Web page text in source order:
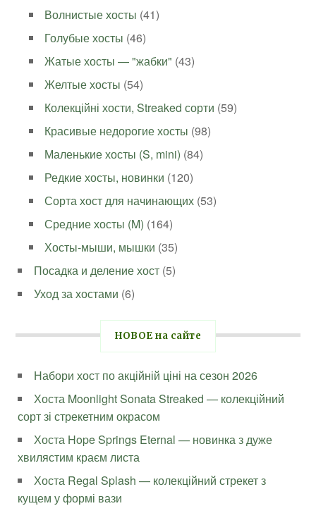
Волнистые хосты (41)
Голубые хосты (46)
Жатые хосты — "жабки" (43)
Желтые хосты (54)
Колекційні хости, Streaked сорти (59)
Красивые недорогие хосты (98)
Маленькие хосты (S, mini) (84)
Редкие хосты, новинки (120)
Сорта хост для начинающих (53)
Средние хосты (M) (164)
Хосты-мыши, мышки (35)
Посадка и деление хост (5)
Уход за хостами (6)
НОВОЕ на сайте
Набори хост по акційній ціні на сезон 2026
Хоста Moonlight Sonata Streaked — колекційний
сорт зі стрекетним окрасом
Хоста Hope Springs Eternal — новинка з дуже
хвилястим краєм листа
Хоста Regal Splash — колекційний стрекет з
кущем у формі вази